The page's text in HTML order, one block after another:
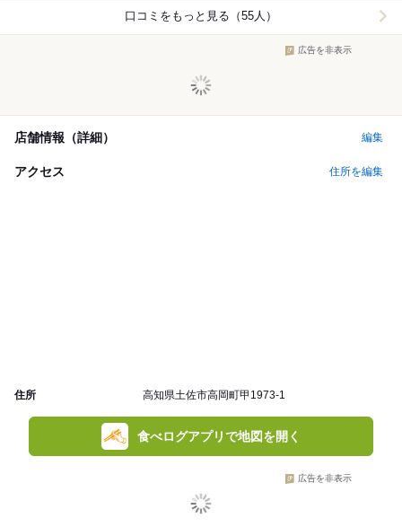
口コミをもっと見る（55人）
広告を非表示
店舗情報（詳細） 編集
アクセス 住所を編集
住所 高知県土佐市高岡町甲1973-1
食べログアプリで地図を開く
広告を非表示